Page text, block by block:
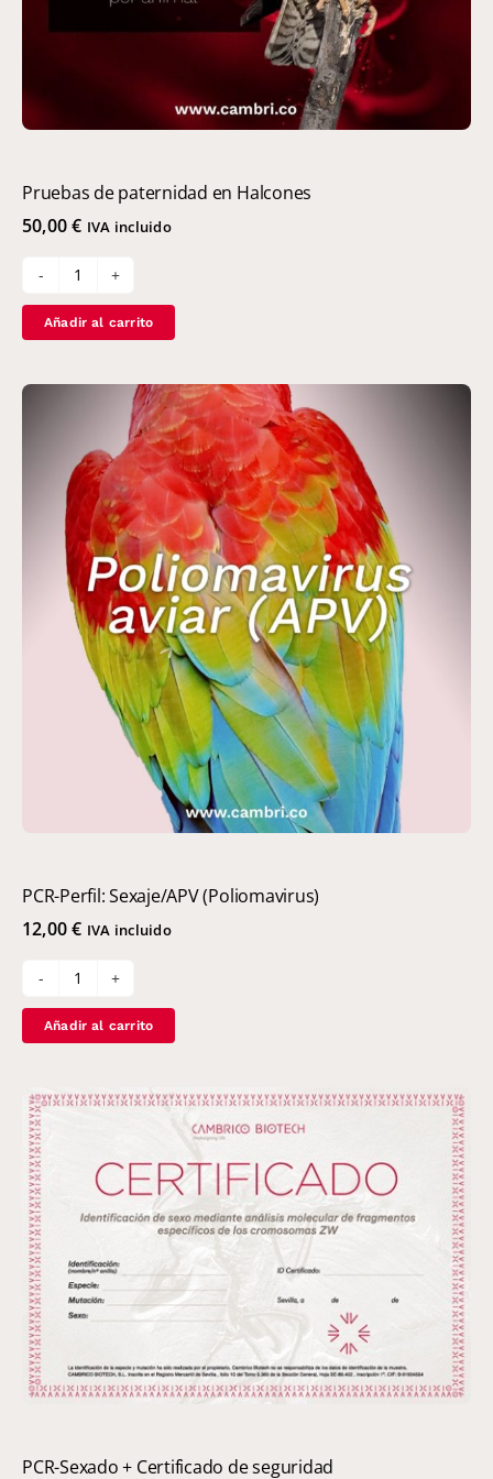
Pruebas de paternidad en Halcones
50,00€ IVA incluido
Pruebas
de
paternidad
Halcones
cantidad
Añadir al carrito
PCR-Perfil: Sexaje/APV (Poliomavirus)
12,00€ IVA incluido
PCR-
Perfil:
Sexaje/APV
cantidad
Añadir al carrito
PCR-Sexado + Certificado de seguridad